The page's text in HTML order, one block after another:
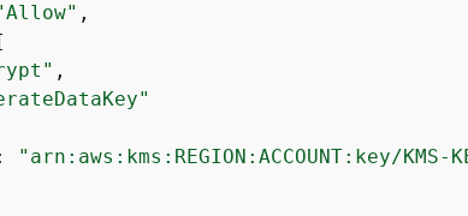
,
,
"arn:aws:kms:REGION:ACCOUNT:key/KMS-